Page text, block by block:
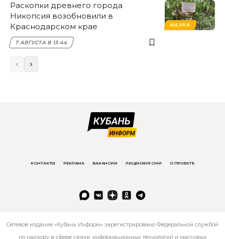
НАУКА
Раскопки древнего города
Никопсия возобновили в
Краснодарском крае
7 АВГУСТА В 13:44
КОНТАКТЫ РЕКЛАМА ВАКАНСИИ ЛИЦЕНЗИЯ СМИ О ПРОЕКТЕ
Сетевое издание «Кубань Информ» зарегистрировано Федеральной службой
по надзору в сфере связи, информационных технологий и массовых